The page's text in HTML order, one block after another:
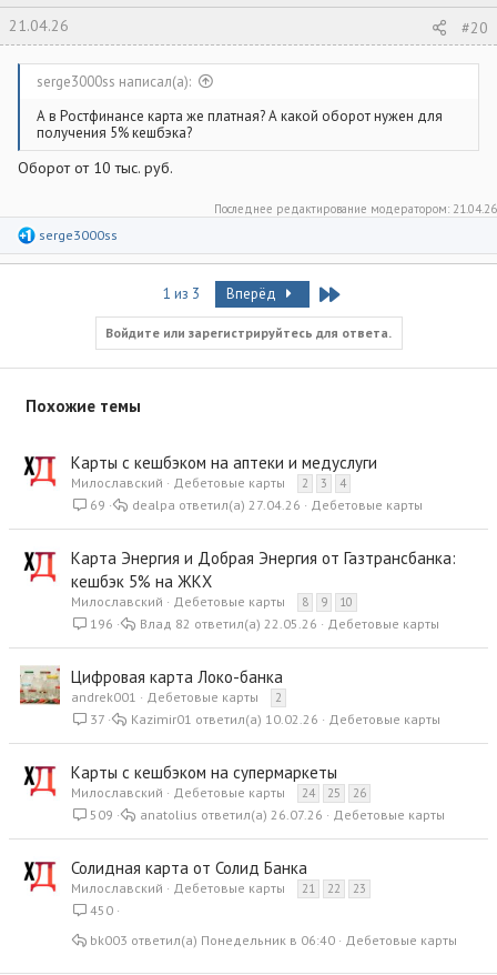
21.04.26 #20
serge3000ss написал(а):
А в Ростфинансе карта же платная? А какой оборот нужен для
получения 5% кешбэка?
Оборот от 10 тыс. руб.
Последнее редактирование модератором: 21.04.26
Р
а
serge3000ss
1 из 3 Вперёд Last
Войдите или зарегистрируйтесь для ответа.
Похожие темы
Карты с кешбэком на аптеки и медуслуги
Милославский Дебетовые карты 2 3 4
69 Дебетовые карты
27.04.26
dealpa
Карта Энергия и Добрая Энергия от Газтрансбанка:
кешбэк 5% на ЖКХ
Милославский Дебетовые карты 8 9 10
196 Дебетовые карты
22.05.26
Влад 82
Цифровая карта Локо-банка
andrek001 Дебетовые карты 2
37 Дебетовые карты
10.02.26
Kazimir01
Карты с кешбэком на супермаркеты
Милославский Дебетовые карты 24 25 26
509 Дебетовые карты
26.07.26
anatolius
Солидная карта от Солид Банка
Милославский Дебетовые карты 21 22 23
450
Дебетовые карты
Понедельник в 06:40
bk003